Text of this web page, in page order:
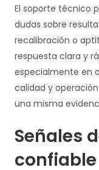
El soporte técnico
dudas sobre
recalibración o
respuesta clara y
especialmente en
calidad y
una misma
Señales
confiable